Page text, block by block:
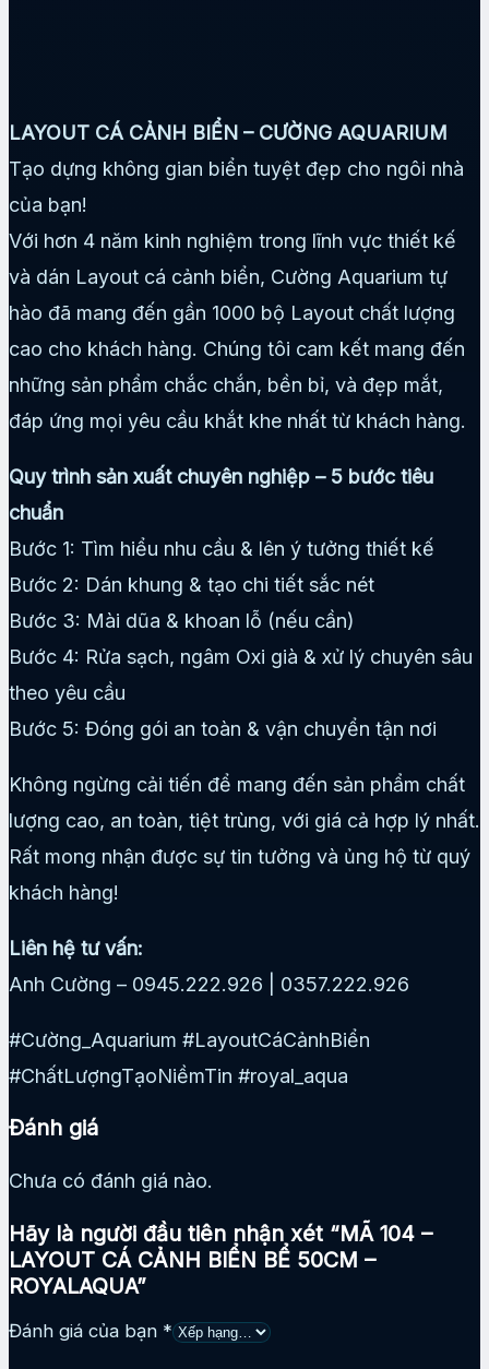
LAYOUT CÁ CẢNH BIỂN – CƯỜNG AQUARIUM
Tạo dựng không gian biển tuyệt đẹp cho ngôi nhà
của bạn!
Với hơn 4 năm kinh nghiệm trong lĩnh vực thiết kế
và dán Layout cá cảnh biển, Cường Aquarium tự
hào đã mang đến gần 1000 bộ Layout chất lượng
cao cho khách hàng. Chúng tôi cam kết mang đến
những sản phẩm chắc chắn, bền bỉ, và đẹp mắt,
đáp ứng mọi yêu cầu khắt khe nhất từ khách hàng.
Quy trình sản xuất chuyên nghiệp – 5 bước tiêu
chuẩn
Bước 1: Tìm hiểu nhu cầu & lên ý tưởng thiết kế
Bước 2: Dán khung & tạo chi tiết sắc nét
Bước 3: Mài dũa & khoan lỗ (nếu cần)
Bước 4: Rửa sạch, ngâm Oxi già & xử lý chuyên sâu
theo yêu cầu
Bước 5: Đóng gói an toàn & vận chuyển tận nơi
Không ngừng cải tiến để mang đến sản phẩm chất
lượng cao, an toàn, tiệt trùng, với giá cả hợp lý nhất.
Rất mong nhận được sự tin tưởng và ủng hộ từ quý
khách hàng!
Liên hệ tư vấn:
Anh Cường – 0945.222.926 | 0357.222.926
#Cường_Aquarium #LayoutCáCảnhBiển
#ChấtLượngTạoNiềmTin #royal_aqua
Đánh giá
Chưa có đánh giá nào.
Hãy là người đầu tiên nhận xét “MÃ 104 –
LAYOUT CÁ CẢNH BIỂN BỂ 50CM –
ROYALAQUA”
Đánh giá của bạn *